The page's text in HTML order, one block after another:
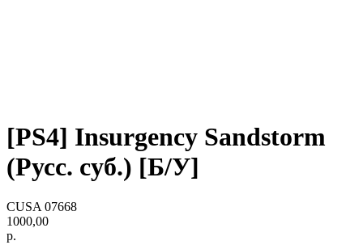
[PS4] Insurgency Sandstorm
(Русс. суб.) [Б/У]
CUSA 07668
1000,00
р.